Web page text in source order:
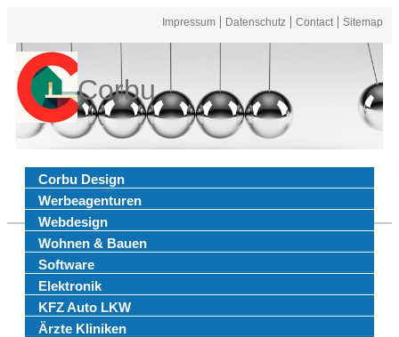
Impressum Datenschutz Contact Sitemap
Corbu
Corbu Design
Werbeagenturen
Webdesign
Wohnen & Bauen
Software
Elektronik
KFZ Auto LKW
Ärzte Kliniken